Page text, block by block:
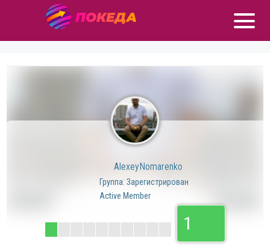
AlexeyNomarenko
Группа: Зарегистрирован
Active Member
1